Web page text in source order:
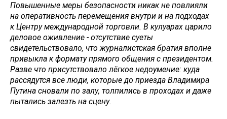
Повышенные меры безопасности никак не повлияли
на оперативность перемещения внутри и на подходах
к Центру международной торговли. В кулуарах царило
деловое оживление - отсутствие суеты
свидетельствовало, что журналистская братия вполне
привыкла к формату прямого общения с президентом.
Разве что присутствовало лёгкое недоумение: куда
рассядутся все люди, которые до приезда Владимира
Путина сновали по залу, толпились в проходах и даже
пытались залезть на сцену.